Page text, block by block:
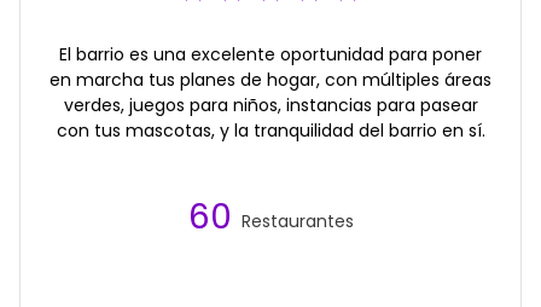
El barrio es una excelente oportunidad para poner
en marcha tus planes de hogar, con múltiples áreas
verdes, juegos para niños, instancias para pasear
con tus mascotas, y la tranquilidad del barrio en sí.
60 Restaurantes